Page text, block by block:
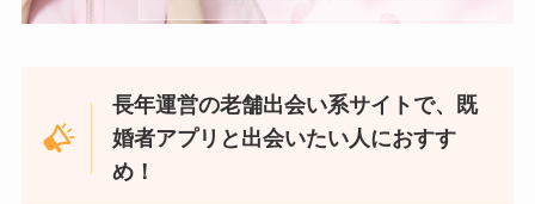
長年運営の老舗出会い系サイトで、既
婚者アプリと出会いたい人におすす
め！